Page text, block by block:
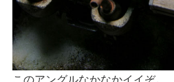
このアングルなかなかイイぞ。